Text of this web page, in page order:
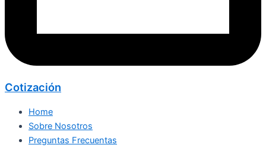
Cotización
Home
Sobre Nosotros
Preguntas Frecuentas